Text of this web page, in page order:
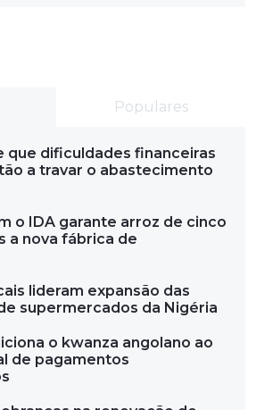
Populares
que dificuldades financeiras
a travar o abastecimento
o IDA garante arroz de cinco
a nova fábrica de
lideram expansão das
supermercados da Nigéria
o kwanza angolano ao
de pagamentos